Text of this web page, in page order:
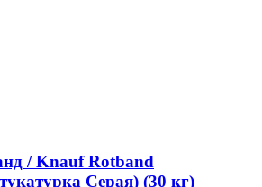
/ Knauf Rotband
Серая) (30 кг)